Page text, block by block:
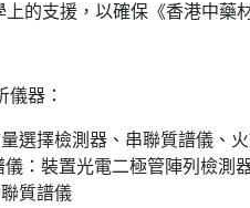
的支援，以確保《香港中藥
器：
選擇檢測器、串聯質譜儀、
：裝置光電二極管陣列檢測
質譜儀